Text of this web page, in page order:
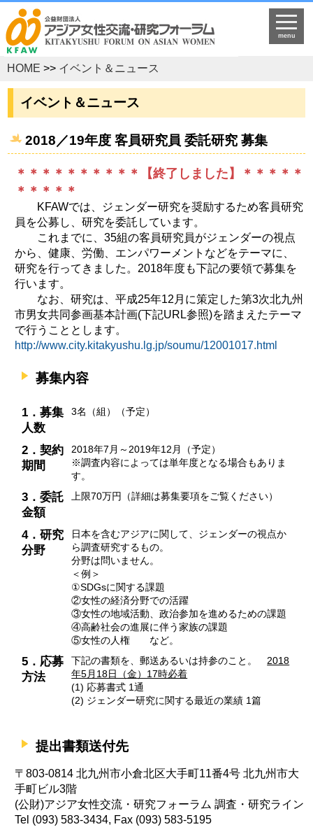
menu
HOME >> イベント＆ニュース
イベント＆ニュース
2018／19年度 客員研究員 委託研究 募集
＊＊＊＊＊＊＊＊＊＊【終了しました】＊＊＊＊＊
＊＊＊＊＊
KFAWでは、ジェンダー研究を奨励するため客員研究
員を公募し、研究を委託しています。
これまでに、35組の客員研究員がジェンダーの視点
から、健康、労働、エンパワーメントなどをテーマに、
研究を行ってきました。2018年度も下記の要領で募集を
行います。
なお、研究は、平成25年12月に策定した第3次北九州
市男女共同参画基本計画(下記URL参照)を踏まえたテーマ
で行うこととします。
http://www.city.kitakyushu.lg.jp/soumu/12001017.html
募集内容
1．募集
人数
3名（組）（予定）
2．契約
期間
2018年7月～2019年12月（予定）
※調査内容によっては単年度となる場合もありま
す。
3．委託
金額
上限70万円（詳細は募集要項をご覧ください）
4．研究
分野
日本を含むアジアに関して、ジェンダーの視点か
ら調査研究するもの。
分野は問いません。
＜例＞
①SDGsに関する課題
②女性の経済分野での活躍
③女性の地域活動、政治参加を進めるための課題
④高齢社会の進展に伴う家族の課題
⑤女性の人権 など。
5．応募
方法
下記の書類を、郵送あるいは持参のこと。 2018
年5月18日（金）17時必着
(1) 応募書式 1通
(2) ジェンダー研究に関する最近の業績 1篇
提出書類送付先
〒803-0814 北九州市小倉北区大手町11番4号 北九州市大
手町ビル3階
(公財)アジア女性交流・研究フォーラム 調査・研究ライン
Tel (093) 583-3434, Fax (093) 583-5195